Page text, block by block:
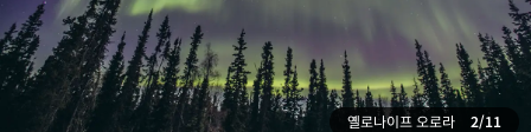
옐로나이프 오로라 2/11